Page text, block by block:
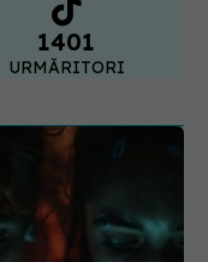
1401
URMĂRITORI